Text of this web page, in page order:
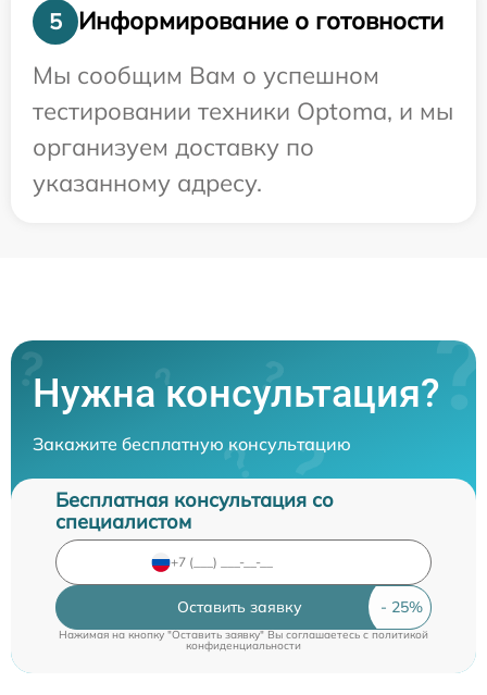
5
Информирование о готовности
Мы сообщим Вам о успешном
тестировании техники Optoma, и мы
организуем доставку по
указанному адресу.
Нужна консультация?
Закажите бесплатную консультацию
Бесплатная консультация со
специалистом
Оставить заявку
Нажимая на кнопку "Оставить заявку" Вы соглашаетесь cполитикой
конфиденциальности